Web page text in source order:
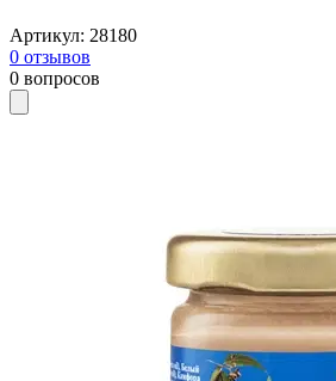
Артикул: 28180
0 отзывов
0 вопросов